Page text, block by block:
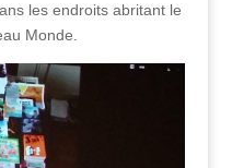
les endroits abritant le
Monde.